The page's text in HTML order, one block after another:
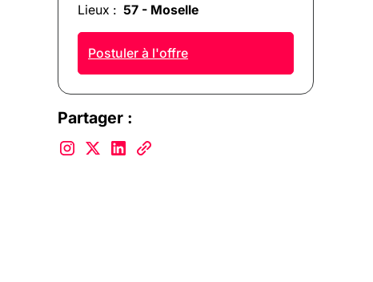
Lieux : 57 - Moselle
Postuler à l'offre
Partager :